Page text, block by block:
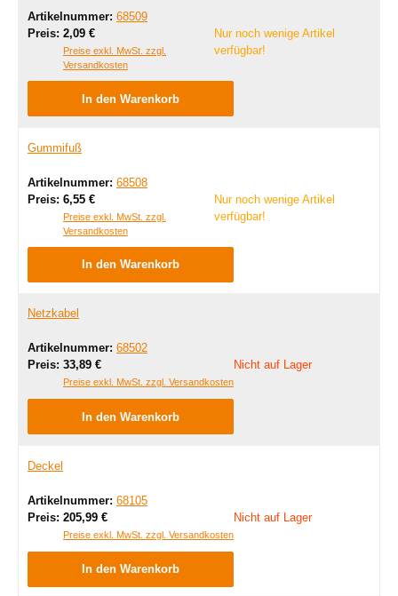
Artikelnummer: 68509
Preis: Regulärer Preis:
2,09 €
Preise exkl. MwSt. zzgl.
Versandkosten
Nur noch wenige Artikel
verfügbar!
In den Warenkorb
Gummifuß
Artikelnummer: 68508
Preis: Regulärer Preis:
6,55 €
Preise exkl. MwSt. zzgl.
Versandkosten
Nur noch wenige Artikel
verfügbar!
In den Warenkorb
Netzkabel
Artikelnummer: 68502
Preis: Regulärer Preis:
33,89 €
Preise exkl. MwSt. zzgl. Versandkosten
Nicht auf Lager
In den Warenkorb
Deckel
Artikelnummer: 68105
Preis: Regulärer Preis:
205,99 €
Preise exkl. MwSt. zzgl. Versandkosten
Nicht auf Lager
In den Warenkorb